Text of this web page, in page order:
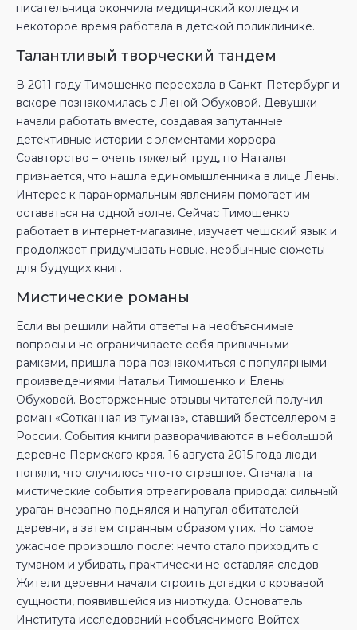
писательница окончила медицинский колледж и
некоторое время работала в детской поликлинике.
Талантливый творческий тандем
В 2011 году Тимошенко переехала в Санкт-Петербург и
вскоре познакомилась с Леной Обуховой. Девушки
начали работать вместе, создавая запутанные
детективные истории с элементами хоррора.
Соавторство – очень тяжелый труд, но Наталья
признается, что нашла единомышленника в лице Лены.
Интерес к паранормальным явлениям помогает им
оставаться на одной волне. Сейчас Тимошенко
работает в интернет-магазине, изучает чешский язык и
продолжает придумывать новые, необычные сюжеты
для будущих книг.
Мистические романы
Если вы решили найти ответы на необъяснимые
вопросы и не ограничиваете себя привычными
рамками, пришла пора познакомиться с популярными
произведениями Натальи Тимошенко и Елены
Обуховой. Восторженные отзывы читателей получил
роман «Сотканная из тумана», ставший бестселлером в
России. События книги разворачиваются в небольшой
деревне Пермского края. 16 августа 2015 года люди
поняли, что случилось что-то страшное. Сначала на
мистические события отреагировала природа: сильный
ураган внезапно поднялся и напугал обитателей
деревни, а затем странным образом утих. Но самое
ужасное произошло после: нечто стало приходить с
туманом и убивать, практически не оставляя следов.
Жители деревни начали строить догадки о кровавой
сущности, появившейся из ниоткуда. Основатель
Института исследований необъяснимого Войтех